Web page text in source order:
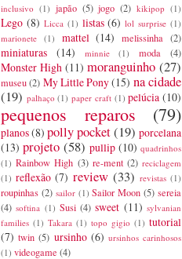
inclusivo (1) japão (5) jogo (2) kikipop (1)
Lego (8) Licca (1) listas (6) lol surprise (1)
marionete (1) mattel (14) melissinha (2)
miniaturas (14) minnie (1) moda (4)
Monster High (11) moranguinho (27)
museu (2) My Little Pony(15) na cidade
(19) palhaço (1) paper craft (1) pelúcia (10)
pequenos reparos (79)
planos(8) polly pocket(19) porcelana
(13) projeto (58) pullip (10) quadrinhos
(1) Rainbow High (3) re-ment (2) reciclagem
(1) reflexão (7) review (33) revistas (1)
roupinhas (2) sailor (1) Sailor Moon (5) sereia
(4) softina (1) Susi (4) sweet (11) sylvanian
families (1) Takara (1) topo gigio (1) tutorial
(7) twin (5) ursinho (6) ursinhos carinhosos
(1) videogame (4)